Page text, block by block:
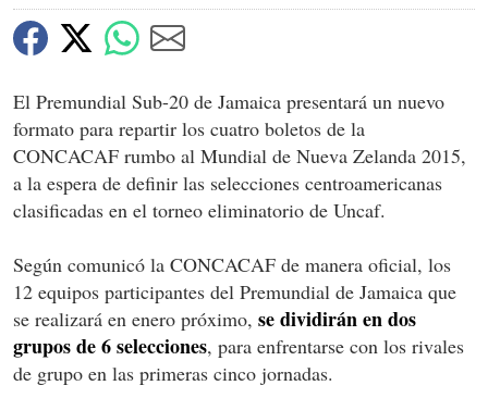
El Premundial Sub-20 de Jamaica presentará un nuevo
formato para repartir los cuatro boletos de la
CONCACAF rumbo al Mundial de Nueva Zelanda 2015,
a la espera de definir las selecciones centroamericanas
clasificadas en el torneo eliminatorio de Uncaf.
Según comunicó la CONCACAF de manera oficial, los
12 equipos participantes del Premundial de Jamaica que
se realizará en enero próximo, se dividirán en dos
grupos de 6 selecciones, para enfrentarse con los rivales
de grupo en las primeras cinco jornadas.